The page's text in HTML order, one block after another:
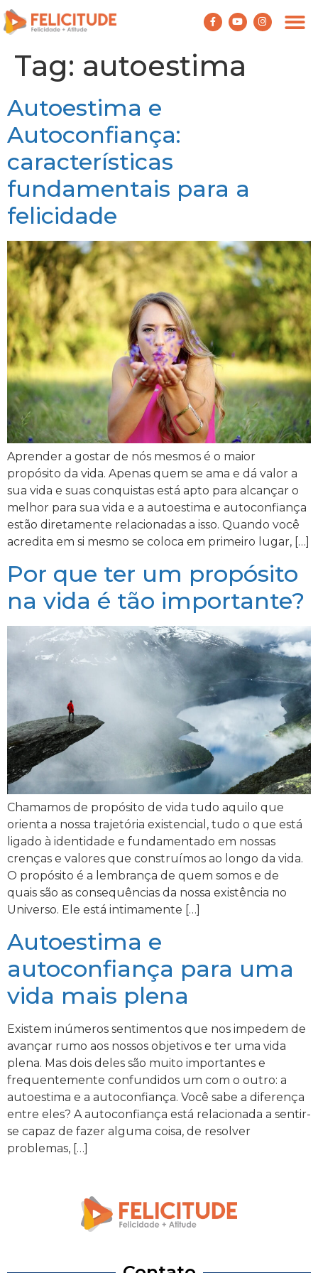
Tag: autoestima
Autoestima e
Autoconfiança:
características
fundamentais para a
felicidade
Aprender a gostar de nós mesmos é o maior
propósito da vida. Apenas quem se ama e dá valor a
sua vida e suas conquistas está apto para alcançar o
melhor para sua vida e a autoestima e autoconfiança
estão diretamente relacionadas a isso. Quando você
acredita em si mesmo se coloca em primeiro lugar, […]
Por que ter um propósito
na vida é tão importante?
Chamamos de propósito de vida tudo aquilo que
orienta a nossa trajetória existencial, tudo o que está
ligado à identidade e fundamentado em nossas
crenças e valores que construímos ao longo da vida.
O propósito é a lembrança de quem somos e de
quais são as consequências da nossa existência no
Universo. Ele está intimamente […]
Autoestima e
autoconfiança para uma
vida mais plena
Existem inúmeros sentimentos que nos impedem de
avançar rumo aos nossos objetivos e ter uma vida
plena. Mas dois deles são muito importantes e
frequentemente confundidos um com o outro: a
autoestima e a autoconfiança. Você sabe a diferença
entre eles? A autoconfiança está relacionada a sentir-
se capaz de fazer alguma coisa, de resolver
problemas, […]